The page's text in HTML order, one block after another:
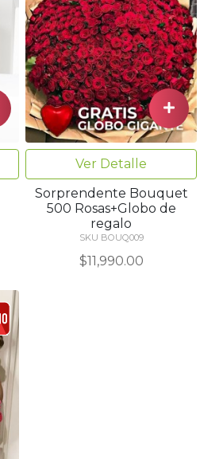
Ver Detalle
Sorprendente Bouquet
500 Rosas+Globo de
regalo
SKU BOUQ009
$11,990.00